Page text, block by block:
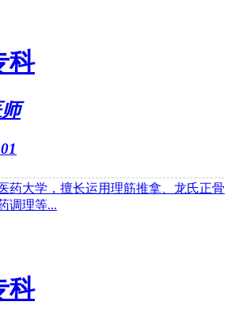
科
药大学，擅长运用理筋推拿、龙氏正骨
调理等...
科